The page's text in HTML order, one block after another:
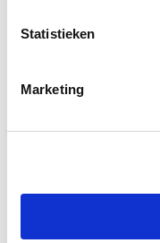
Statistieken
Marketing
Interesse in
volksvertegenwoordiger
minister van Landbouw